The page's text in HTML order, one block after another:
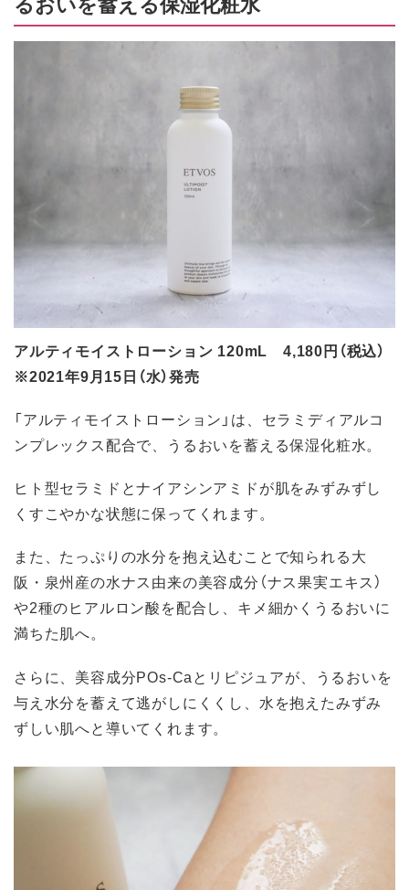
アルティモイストローション 120mL 4,180円（税込）
※2021年9月15日（水）発売
「アルティモイストローション」は、セラミディアルコ
ンプレックス配合で、うるおいを蓄える保湿化粧水。
ヒト型セラミドとナイアシンアミドが肌をみずみずし
くすこやかな状態に保ってくれます。
また、たっぷりの水分を抱え込むことで知られる大
阪・泉州産の水ナス由来の美容成分（ナス果実エキス）
や2種のヒアルロン酸を配合し、キメ細かくうるおいに
満ちた肌へ。
さらに、美容成分POs-Caとリピジュアが、うるおいを
与え水分を蓄えて逃がしにくくし、水を抱えたみずみ
ずしい肌へと導いてくれます。